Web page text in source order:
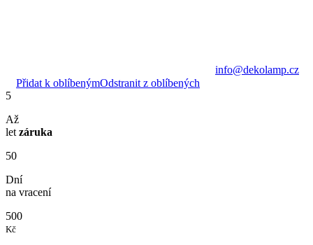
info@dekolamp.cz
Přidat k oblíbenýmOdstranit z oblíbených
5
Až
let záruka
50
Dní
na vracení
500
Kč